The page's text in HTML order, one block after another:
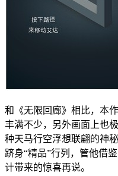
和《无限回廊》相比，本
丰满不少，另外画面上也
种天马行空浮想联翩的神
跻身“精品”行列，管他借
计带来的惊喜再说。